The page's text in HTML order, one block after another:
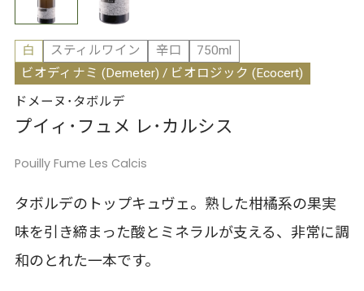
白 スティルワイン 辛口
750ml
ビオディナミ (Demeter) / ビオロジック (Ecocert)
ドメーヌ･タボルデ
プイィ･フュメ レ･カルシス
Pouilly Fume Les Calcis
タボルデのトップキュヴェ。熟した柑橘系の果実
味を引き締まった酸とミネラルが支える、非常に調
和のとれた一本です。